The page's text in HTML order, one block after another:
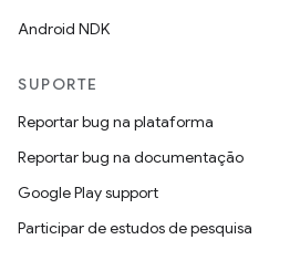
Android NDK
SUPORTE
Reportar bug na plataforma
Reportar bug na documentação
Google Play support
Participar de estudos de pesquisa